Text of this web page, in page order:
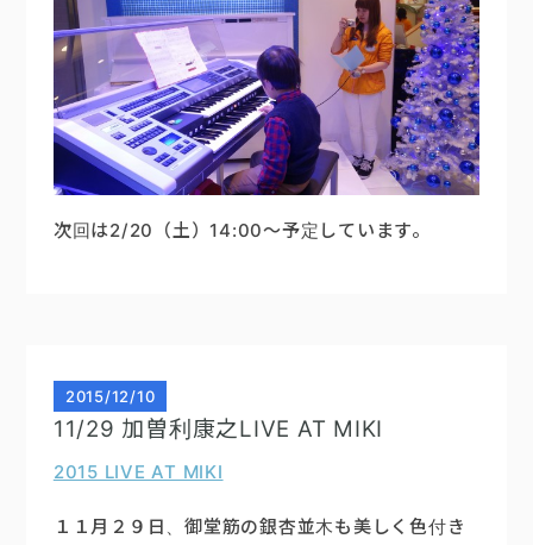
次回は2/20（土）14:00～予定しています。
2015/12/10
11/29 加曽利康之LIVE AT MIKI
2015 LIVE AT MIKI
１１月２９日、御堂筋の銀杏並木も美しく色付き